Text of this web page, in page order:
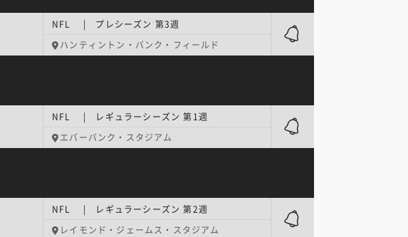
NFL | プレシーズン 第3週
ハンティントン・バンク・フィールド
NFL | レギュラーシーズン 第1週
エバーバンク・スタジアム
NFL | レギュラーシーズン 第2週
レイモンド・ジェームス・スタジアム